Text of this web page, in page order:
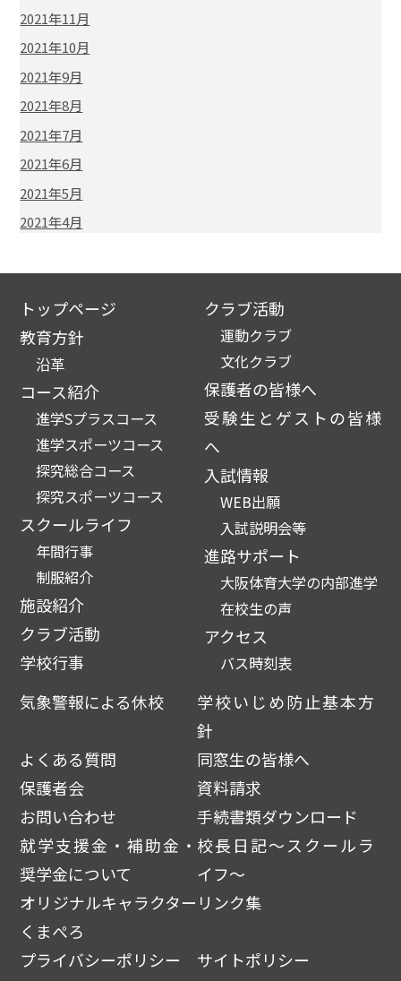
2021年11月
2021年10月
2021年9月
2021年8月
2021年7月
2021年6月
2021年5月
2021年4月
トップページ
教育方針
沿革
コース紹介
進学Sプラスコース
進学スポーツコース
探究総合コース
探究スポーツコース
スクールライフ
年間行事
制服紹介
施設紹介
クラブ活動
学校行事
クラブ活動
運動クラブ
文化クラブ
保護者の皆様へ
受験生とゲストの皆様
へ
入試情報
WEB出願
入試説明会等
進路サポート
大阪体育大学の内部進学
在校生の声
アクセス
バス時刻表
気象警報による休校
学校いじめ防止基本方
針
よくある質問
同窓生の皆様へ
保護者会
資料請求
お問い合わせ
手続書類ダウンロード
就学支援金・補助金・
奨学金について
校長日記～スクールラ
イフ～
オリジナルキャラクター
くまぺろ
リンク集
プライバシーポリシー
サイトポリシー